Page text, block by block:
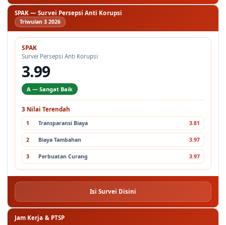
SPAK — Survei Persepsi Anti Korupsi
Triwulan 3 2026
SPAK
Survei Persepsi Anti Korupsi
3.99
A — Sangat Baik
3 Nilai Terendah
1 Transparansi Biaya 3.81
2 Biaya Tambahan 3.97
3 Perbuatan Curang 3.97
Isi Survei Disini
Jam Kerja & PTSP